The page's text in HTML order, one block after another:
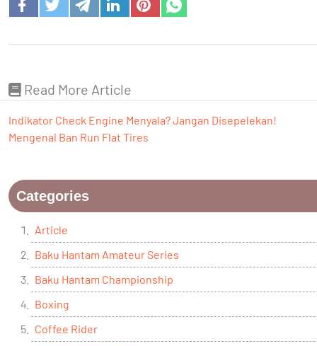
Read More Article
Indikator Check Engine Menyala? Jangan Disepelekan!
Mengenal Ban Run Flat Tires
Categories
Article
Baku Hantam Amateur Series
Baku Hantam Championship
Boxing
Coffee Rider